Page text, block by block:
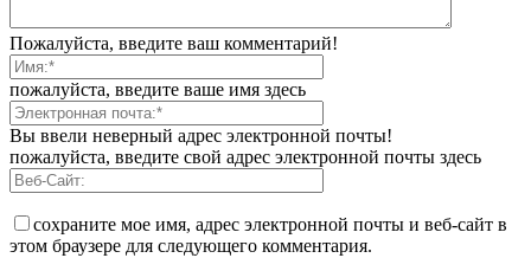
Пожалуйста, введите ваш комментарий!
пожалуйста, введите ваше имя здесь
Вы ввели неверный адрес электронной почты!
пожалуйста, введите свой адрес электронной почты здесь
сохраните мое имя, адрес электронной почты и веб-сайт в
этом браузере для следующего комментария.